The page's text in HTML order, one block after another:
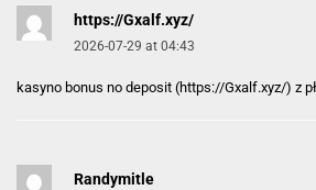
https://Gxalf.xyz/
2026-07-29 at 04:43
kasyno bonus no deposit (https://Gxalf.xyz/) z
Randymitle